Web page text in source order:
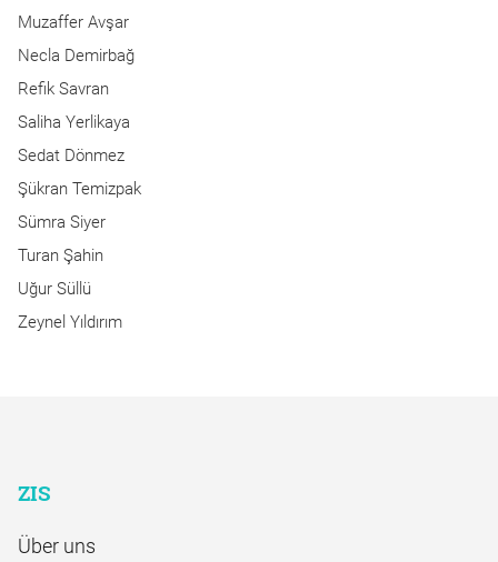
Muzaffer Avşar
Necla Demirbağ
Refik Savran
Saliha Yerlikaya
Sedat Dönmez
Şükran Temizpak
Sümra Siyer
Turan Şahin
Uğur Süllü
Zeynel Yıldırım
ZIS
Über uns